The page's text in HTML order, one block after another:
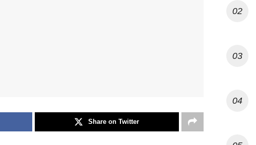
Share on Twitter